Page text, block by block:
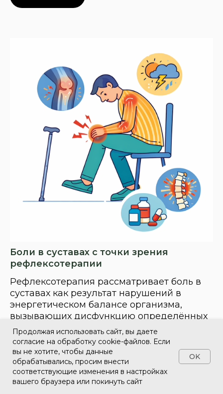
Боли в суставах с точки зрения
рефлексотерапии
Рефлексотерапия рассматривает боль в
суставах как результат нарушений в
энергетическом балансе организма,
вызывающих дисфункцию определённых
зон и точек
Читать статью
Продолжая использовать сайт, вы даете
согласие на обработку cookie-файлов. Если
вы не хотите, чтобы данные
обрабатывались, просим внести
соответствующие изменения в настройках
вашего браузера или покинуть сайт
OK